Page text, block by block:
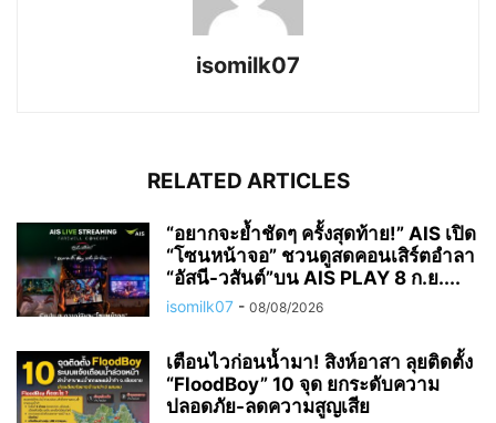
isomilk07
RELATED ARTICLES
“อยากจะย้ำชัดๆ ครั้งสุดท้าย!” AIS เปิด
“โซนหน้าจอ” ชวนดูสดคอนเสิร์ตอำลา
“อัสนี-วสันต์”บน AIS PLAY 8 ก.ย....
isomilk07 - 08/08/2026
เตือนไวก่อนน้ำมา! สิงห์อาสา ลุยติดตั้ง
“FloodBoy” 10 จุด ยกระดับความ
ปลอดภัย-ลดความสูญเสีย